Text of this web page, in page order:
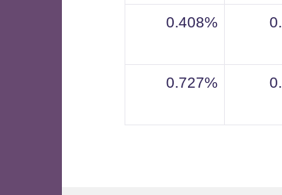
0.408%
0.727%